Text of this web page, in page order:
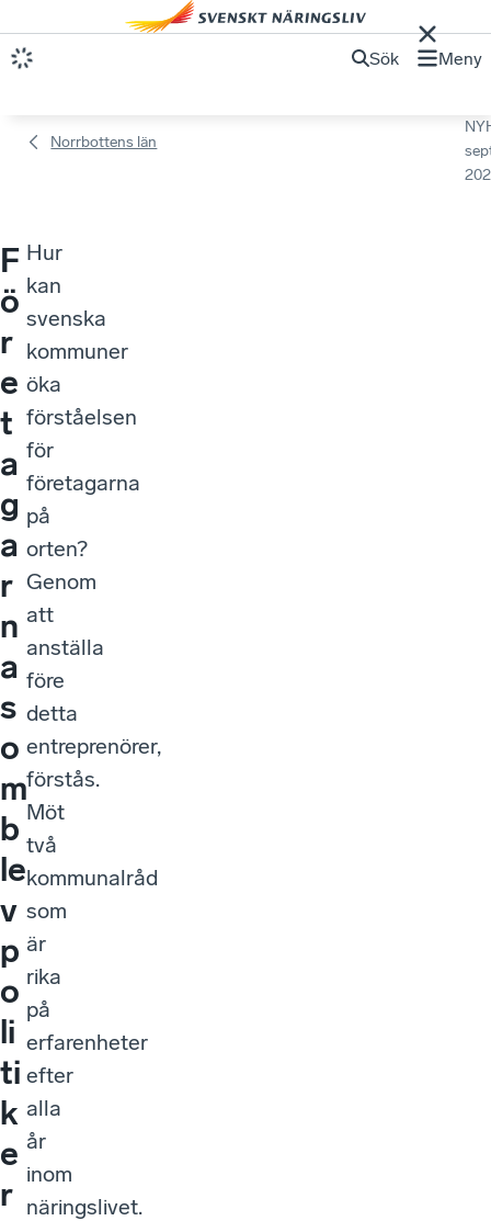
Sök Meny
Norrbottens län
F
ö
r
e
t
a
g
a
r
n
a
s
o
m
b
le
v
p
o
li
ti
k
e
r
Hur
kan
svenska
kommuner
öka
förståelsen
för
företagarna
på
orten?
Genom
att
anställa
före
detta
entreprenörer,
förstås.
Möt
två
kommunalråd
som
är
rika
på
erfarenheter
efter
alla
år
inom
näringslivet.